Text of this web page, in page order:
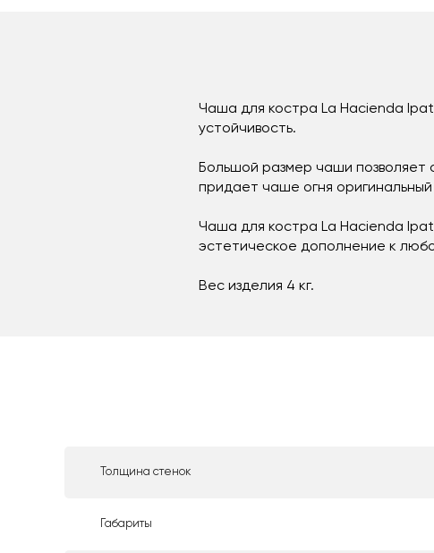
Чаша для костра La Hacienda
устойчивость.
Большой размер чаши позволяет
придает чаше огня оригинальный
Чаша для костра La Hacienda
эстетическое дополнение к
Вес изделия 4 кг.
Толщина стенок
Габариты